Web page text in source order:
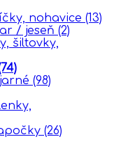
nohavice (13)
/ jeseň (2)
šiltovky,
(98)
(26)